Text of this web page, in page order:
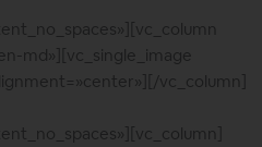
md»][vc_single_image
vc_column]